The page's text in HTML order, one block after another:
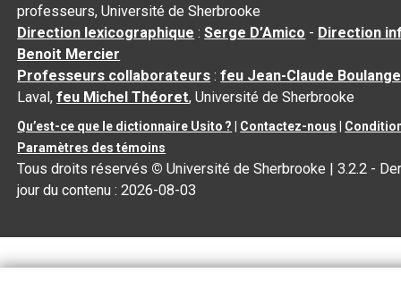
professeurs, Université de Sherbrooke
Direction lexicographique :Serge D’Amico - Direction
Benoit Mercier
Professeurs collaborateurs :feu Jean-Claude
Laval,feu Michel Théoret, Université de Sherbrooke
Qu’est-ce que le dictionnaire Usito ? Contactez-nous
Paramètres des témoins
Tous droits réservés © Université de Sherbrooke |3.2.2 -
jour du contenu :2026-08-03